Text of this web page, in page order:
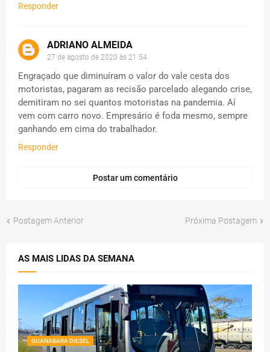
Responder
ADRIANO ALMEIDA
27 de agosto de 2020 às 21:54
Engraçado que diminuíram o valor do vale cesta dos
motoristas, pagaram as recisão parcelado alegando crise,
demitiram no sei quantos motoristas na pandemia. Aí
vem com carro novo. Empresário é foda mesmo, sempre
ganhando em cima do trabalhador.
Responder
Postar um comentário
Postagem Anterior Próxima Postagem
AS MAIS LIDAS DA SEMANA
GUANABARA DIESEL